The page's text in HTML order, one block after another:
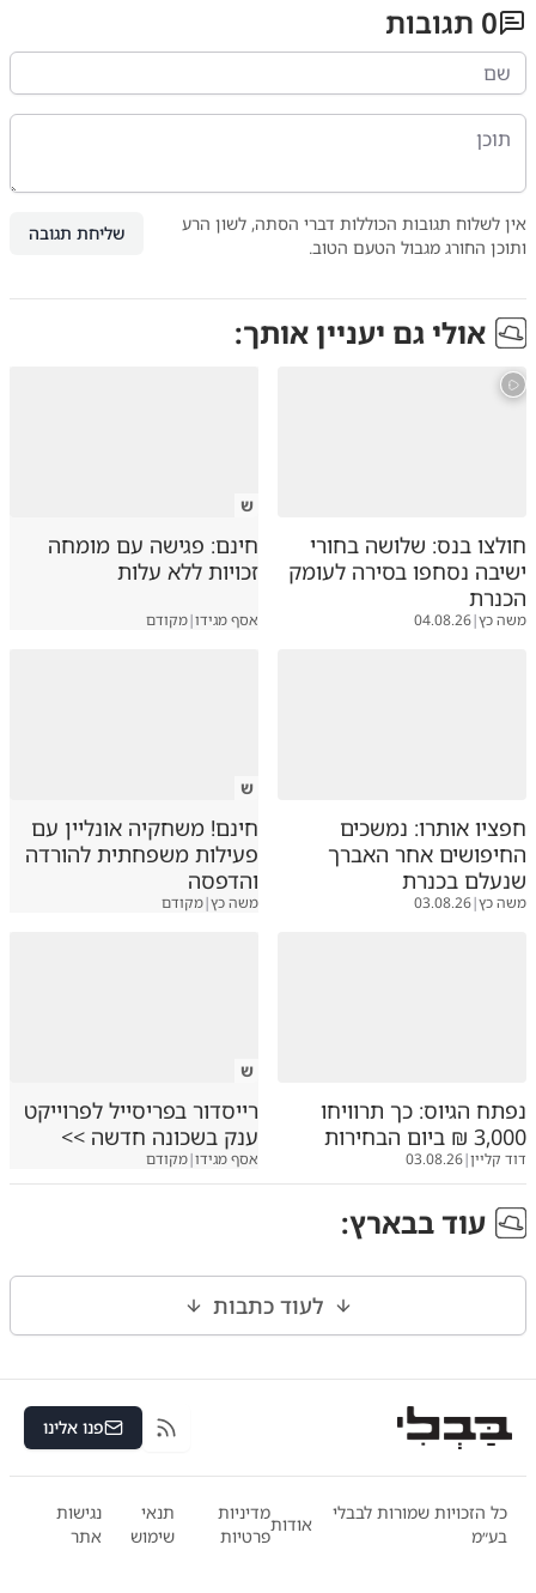
0 תגובות
אין לשלוח תגובות הכוללות דברי הסתה, לשון הרע
ותוכן החורג מגבול הטעם הטוב.
שליחת תגובה
אולי גם יעניין אותך:
חולצו בנס: שלושה בחורי
ישיבה נסחפו בסירה לעומק
הכנרת
משה כץ|
04.08.26
ש
חינם: פגישה עם מומחה
זכויות ללא עלות
אסף מגידו|מקודם
חפציו אותרו: נמשכים
החיפושים אחר האברך
שנעלם בכנרת
משה כץ|
03.08.26
ש
חינם! משחקיה אונליין עם
פעילות משפחתית להורדה
והדפסה
משה כץ|מקודם
נפתח הגיוס: כך תרוויחו
3,000 ₪ ביום הבחירות
דוד קליין|
03.08.26
ש
רייסדור בפריסייל לפרוייקט
ענק בשכונה חדשה >>
אסף מגידו|מקודם
עוד בבארץ:
לעוד כתבות
RSS פנו אלינו
כל הזכויות שמורות לבבלי
בע״מ
אודות
מדיניות
פרטיות
תנאי
שימוש
נגישות
אתר